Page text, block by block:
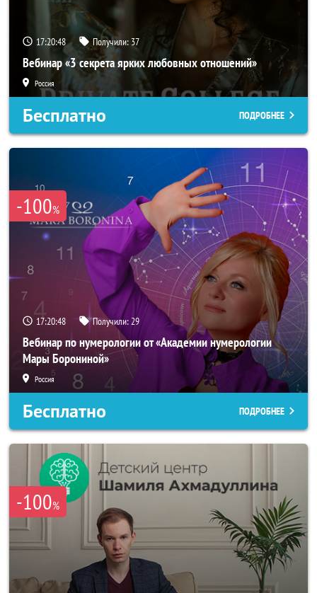
17:20:46 Получили: 37
Вебинар «3 секрета ярких любовных отношений»
Россия
Бесплатно ПОДРОБНЕЕ
-100%
17:20:46 Получили:29
Вебинар по нумерологии от «Академии нумерологии
Мары Борониной»
Россия
Бесплатно ПОДРОБНЕЕ
-100%